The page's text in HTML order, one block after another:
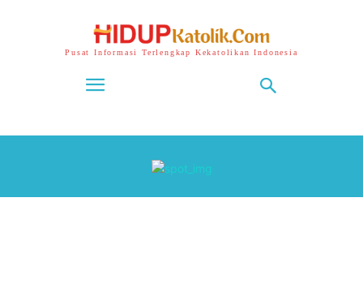
Pusat Informasi Terlengkap Kekatolikan Indonesia